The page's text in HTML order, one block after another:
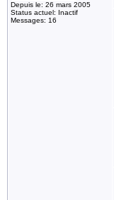
Depuis le: 26 mars 2005
Status actuel: Inactif
Messages: 16